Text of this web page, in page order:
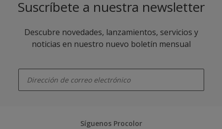
Suscríbete a nuestra newsletter
Descubre novedades, lanzamientos, servicios y
noticias en nuestro nuevo boletín mensual
Síguenos Procolor